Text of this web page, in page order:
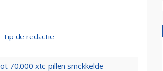
Tip de redactie
70.000 xtc-pillen smokkelde